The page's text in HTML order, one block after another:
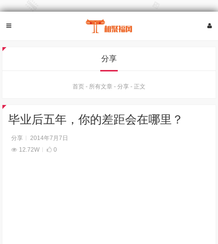
分享
首页 - 所有文章 - 分享 - 正文
毕业后五年，你的差距会在哪里？
分享
2014年7月7日
12.72W
0